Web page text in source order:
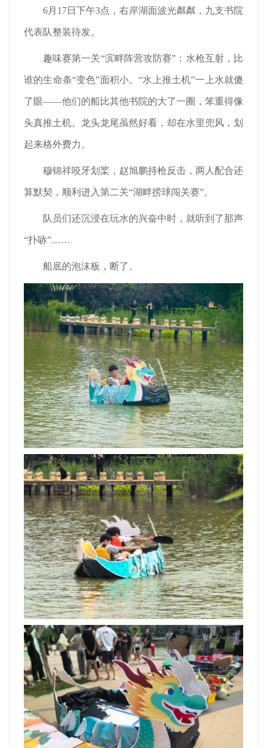
6月17日下午3点，右岸湖面波光粼粼，九支书院
代表队整装待发。
趣味赛第一关“滨畔阵营攻防赛”：水枪互射，比
谁的生命条“变色”面积小。“水上推土机”一上水就傻
了眼——他们的船比其他书院的大了一圈，笨重得像
头真推土机。龙头龙尾虽然好看，却在水里兜风，划
起来格外费力。
穆锦祥咬牙划桨，赵旭鹏持枪反击，两人配合还
算默契，顺利进入第二关“湖畔捞球闯关赛”。
队员们还沉浸在玩水的兴奋中时，就听到了那声
“扑哧”……
船底的泡沫板，断了。